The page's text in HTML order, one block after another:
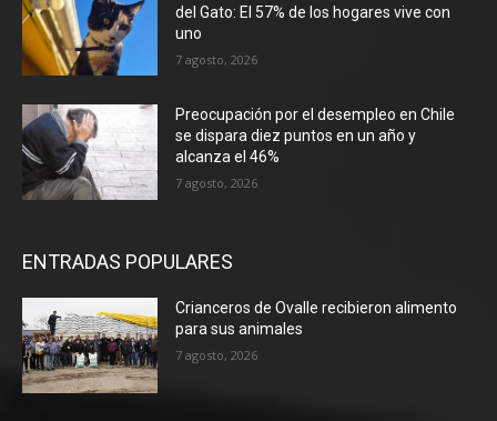
del Gato: El 57% de los hogares vive con
uno
7 agosto, 2026
Preocupación por el desempleo en Chile
se dispara diez puntos en un año y
alcanza el 46%
7 agosto, 2026
ENTRADAS POPULARES
Crianceros de Ovalle recibieron alimento
para sus animales
7 agosto, 2026